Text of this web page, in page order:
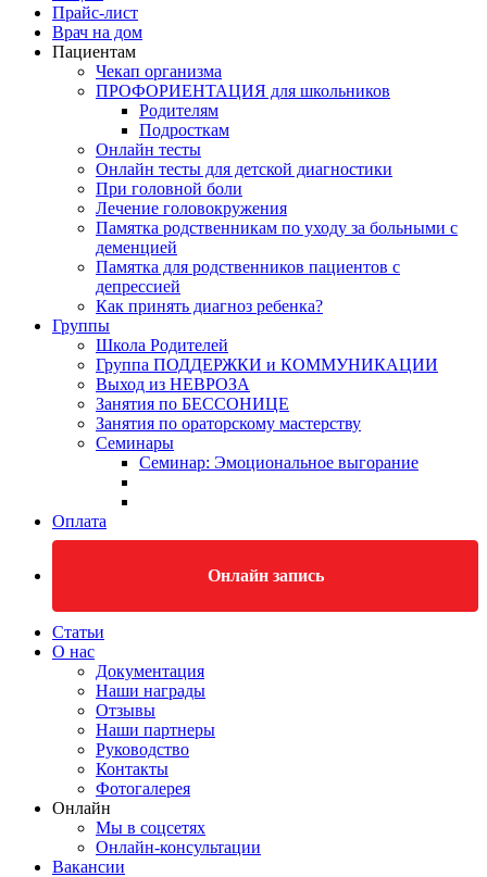
Прайс-лист
Врач на дом
Пациентам
Чекап организма
ПРОФОРИЕНТАЦИЯ для школьников
Родителям
Подросткам
Онлайн тесты
Онлайн тесты для детской диагностики
При головной боли
Лечение головокружения
Памятка родственникам по уходу за больными с
деменцией
Памятка для родственников пациентов с
депрессией
Как принять диагноз ребенка?
Группы
Школа Родителей
Группа ПОДДЕРЖКИ и КОММУНИКАЦИИ
Выход из НЕВРОЗА
Занятия по БЕССОНИЦЕ
Занятия по ораторскому мастерству
Семинары
Семинар: Эмоциональное выгорание
Оплата
Онлайн запись
Статьи
О нас
Документация
Наши награды
Отзывы
Наши партнеры
Руководство
Контакты
Фотогалерея
Онлайн
Мы в соцсетях
Онлайн-консультации
Вакансии